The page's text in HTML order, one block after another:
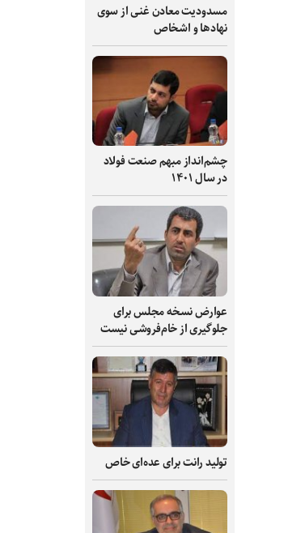
مسدودیت معادن غنی از سوی
نهادها و اشخاص
چشم‌انداز مبهم صنعت فولاد
در سال ۱۴۰۱
عوارض نسخه مجلس برای
جلوگیری از خام‌فروشی نیست
تولید رانت برای عده‌ای خاص